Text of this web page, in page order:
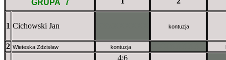
GRUPA
1 Cichowski Jan kontuzja
2 Wieteska Zdzisław kontuzja
4:6